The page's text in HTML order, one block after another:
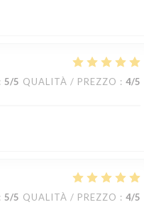
5/5 QUALITÀ / PREZZO : 4/5
5/5 QUALITÀ / PREZZO : 4/5